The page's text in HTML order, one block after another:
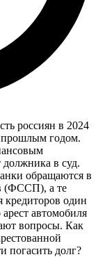
россиян в 2024
прошлым годом.
должника в суд.
обращаются в
(ФССП), а те
кредиторов один
автомобиля
вопросы. Как
погасить долг?